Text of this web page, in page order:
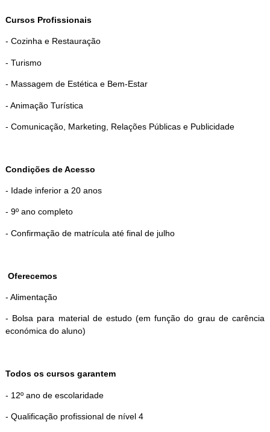
Cursos Profissionais
- Cozinha e Restauração
- Turismo
- Massagem de Estética e Bem-Estar
- Animação Turística
- Comunicação, Marketing, Relações Públicas e Publicidade
Condições de Acesso
- Idade inferior a 20 anos
- 9º ano completo
- Confirmação de matrícula até final de julho
Oferecemos
- Alimentação
- Bolsa para material de estudo (em função do grau de carência
económica do aluno)
Todos os cursos garantem
- 12º ano de escolaridade
- Qualificação profissional de nível 4